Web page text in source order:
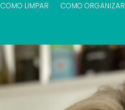
COMO LIMPAR COMO ORGANIZAR